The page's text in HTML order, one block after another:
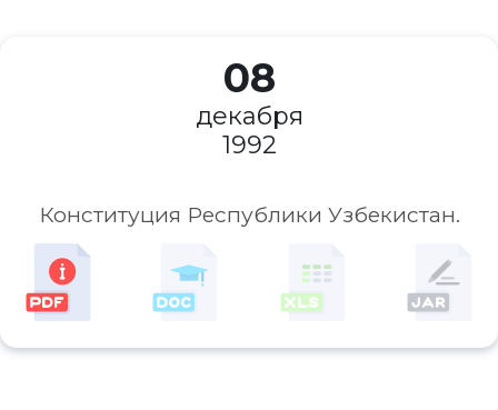
08
декабря
1992
Конституция Республики Узбекистан.